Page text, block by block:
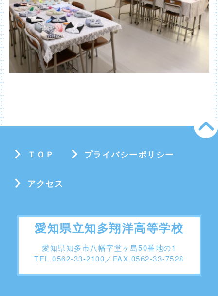
ＴＯＰ プライバシーポリシー
アクセス
愛知県立知多翔洋高等学校
愛知県知多市八幡字堂ヶ島50番地の1
TEL.0562-33-2100／FAX.0562-33-7528